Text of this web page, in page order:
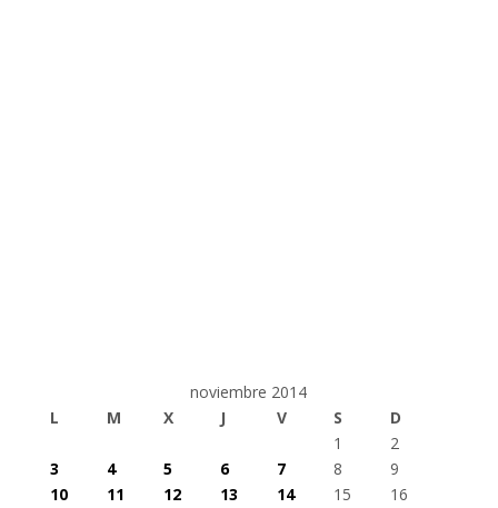
noviembre 2014
L
M X J V S
D
1
2
3
4 5 6 7 8
9
10
11 12 13 14 15
16